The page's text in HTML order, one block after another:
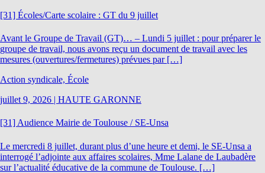
[31] Écoles/Carte scolaire : GT du 9 juillet
Avant le Groupe de Travail (GT)… – Lundi 5 juillet : pour préparer le
groupe de travail, nous avons reçu un document de travail avec les
mesures (ouvertures/fermetures) prévues par […]
Action syndicale, École
juillet 9, 2026 | HAUTE GARONNE
[31] Audience Mairie de Toulouse / SE-Unsa
Le mercredi 8 juillet, durant plus d’une heure et demi, le SE-Unsa a
interrogé l’adjointe aux affaires scolaires, Mme Lalane de Laubadère
sur l’actualité éducative de la commune de Toulouse. […]